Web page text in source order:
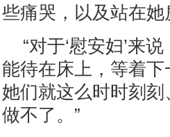
些痛哭，以及站在
“对于‘慰安妇’来
能待在床上，等着
她们就这么时时刻
做不了。”